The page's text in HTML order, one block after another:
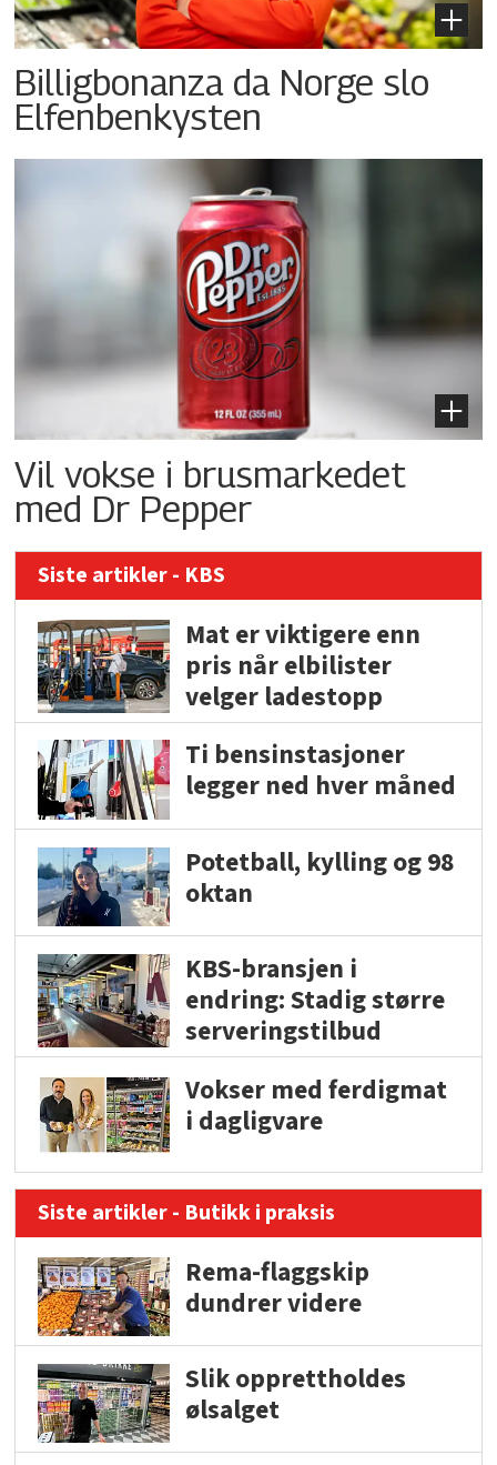
Billigbonanza da Norge slo
Elfenbenkysten
Vil vokse i brusmarkedet
med Dr Pepper
Siste artikler - KBS
Mat er viktigere enn
pris når elbilister
velger ladestopp
Ti bensinstasjoner
legger ned hver måned
Potetball, kylling og 98
oktan
KBS-bransjen i
endring: Stadig større
serveringstilbud
Vokser med ferdigmat
i dagligvare
Siste artikler - Butikk i praksis
Rema-flaggskip
dundrer videre
Slik opprettholdes
ølsalget